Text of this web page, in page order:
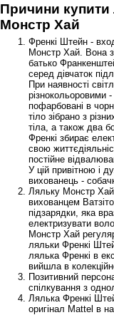
Причини
Монстр Хай
Френкі Штейн -
Монстр Хай. Вона
батько
серед дівчаток
При наявності
різнокольоровими
пофарбовані в
тіло зібрано з
тіла, а також два
Френкі збирає
свою
постійне
У цій привітною і
вихованець -
Ляльку Монстр
вихованцем
підзарядки, яка
електризувати
Монстр Хай
ляльки Френкі
лялька Френкі в
вийшла в
Позитивний
спілкування з
Лялька Френкі
оригінал Mattel в